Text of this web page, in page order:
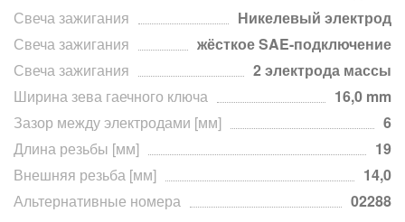
Свеча зажигания
Никелевый электрод
Свеча зажигания
жёсткое SAE-подключение
Свеча зажигания
2 электрода массы
Ширина зева гаечного ключа
16,0 mm
Зазор между электродами [мм]
6
Длина резьбы [мм]
19
Внешняя резьба [мм]
14,0
Альтернативные номера
02288